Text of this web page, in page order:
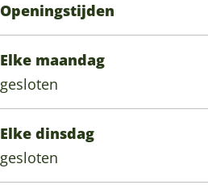
r
Openingstijden
Elke maandag
gesloten
Elke dinsdag
gesloten